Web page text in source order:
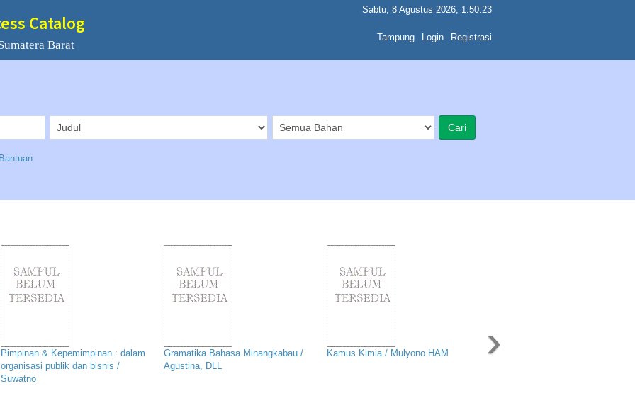
Catalog
Barat
Sabtu, 8 Agustus 2026, 1:50:23
Tampung Login Registrasi
Pimpinan & Kepemimpinan : dalam
organisasi publik dan bisnis /
Suwatno
Gramatika Bahasa Minangkabau /
Agustina, DLL
Kamus Kimia / Mulyono HAM ›